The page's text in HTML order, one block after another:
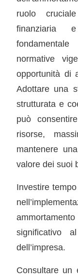
ruolo
finanziaria
normative
opportunità di
Adottare una
strutturata e
può
risorse,
mantenere
valore dei suoi
Investire
significativo
dell’impresa.
Consultare un